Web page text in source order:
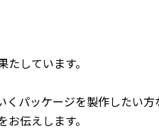
しています。
パッケージを製作したい方
伝えします。